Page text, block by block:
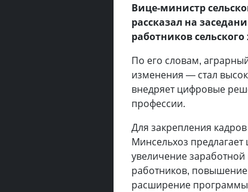
Вице-министр
рассказал на
работников
По его словам,
изменения — стал
внедряет цифровые
профессии.
Для закрепления
Минсельхоз
увеличение
работников,
расширение программы